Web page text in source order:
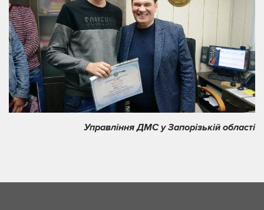
Управління ДМС у Запорізькій області